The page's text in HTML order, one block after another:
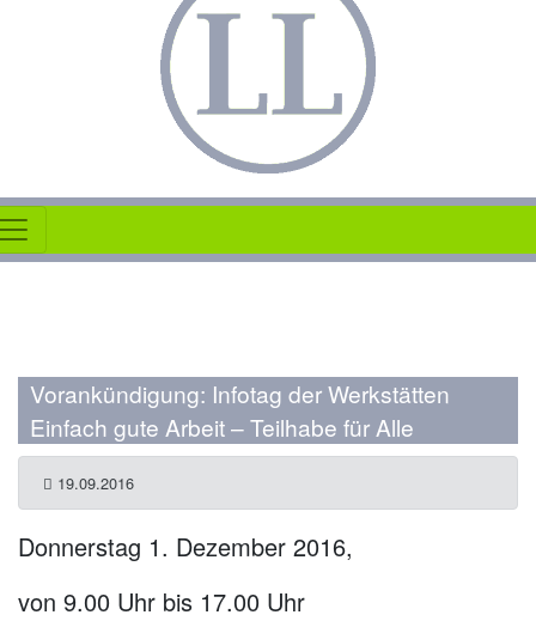
Vorankündigung: Infotag der Werkstätten
Einfach gute Arbeit – Teilhabe für Alle
19.09.2016
Donnerstag 1. Dezember 2016,
von 9.00 Uhr bis 17.00 Uhr